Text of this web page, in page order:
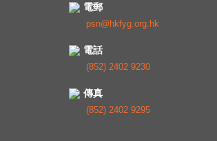
電郵
psn@hkfyg.org.hk
電話
(852) 2402 9230
傳真
(852) 2402 9295